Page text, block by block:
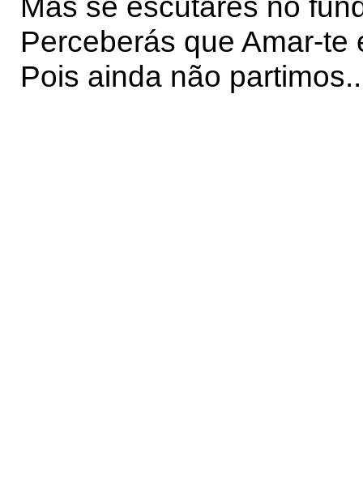
Perceberás que Amar-
Pois ainda não